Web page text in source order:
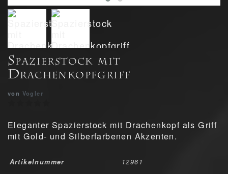
Spazierstock mit
Drachenkopfgriff
von Vogler
Eleganter Spazierstock mit Drachenkopf als Griff
mit Gold- und Silberfarbenen Akzenten.
Artikelnummer 12961